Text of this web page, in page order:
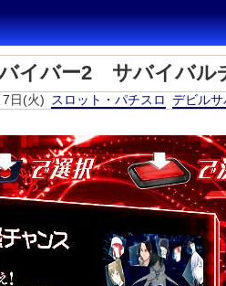
イバー2 サバイバル
日(火) スロット・パチスロ デビル